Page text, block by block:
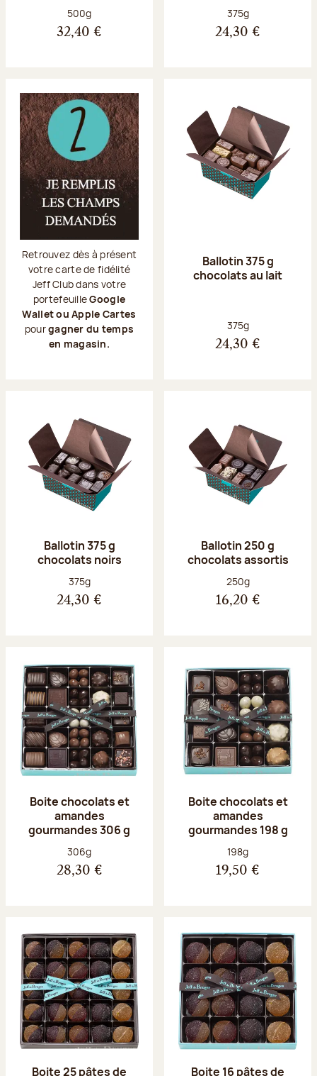
Poids net :
500g
32,40 €
Poids net :
375g
24,30 €
Retrouvez dès à présent
votre carte de fidélité
Jeff Club dans votre
portefeuilleGoogle
Wallet ou Apple Cartes
pourgagner du temps
en magasin.
Ballotin 375 g
chocolats au lait
Poids net :
375g
24,30 €
Ballotin 375 g
chocolats noirs
Poids net :
375g
24,30 €
Ballotin 250 g
chocolats assortis
Poids net :
250g
16,20 €
Boite chocolats et
amandes
gourmandes 306 g
Poids net :
306g
28,30 €
Boite chocolats et
amandes
gourmandes 198 g
Poids net :
198g
19,50 €
Boite 25 pâtes de Boite 16 pâtes de